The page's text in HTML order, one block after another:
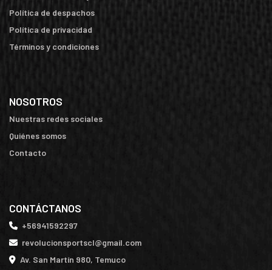
Política de despachos
Política de privacidad
Términos y condiciones
NOSOTROS
Nuestras redes sociales
Quiénes somos
Contacto
CONTÁCTANOS
+56941592297
revolucionsportscl@gmail.com
Av. San Martín 980, Temuco